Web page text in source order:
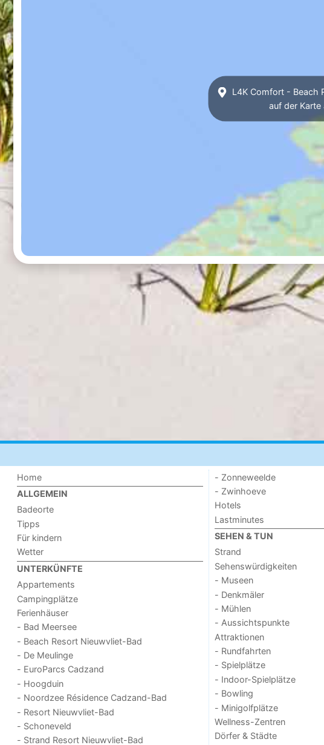
L4K Comfort - Beach
auf der Karte
Home
ALLGEMEIN
Badeorte
Tipps
Für kindern
Wetter
UNTERKÜNFTE
Appartements
Campingplätze
Ferienhäuser
- Bad Meersee
- Beach Resort Nieuwvliet-Bad
- De Meulinge
- EuroParcs Cadzand
- Hoogduin
- Noordzee Résidence Cadzand-Bad
- Resort Nieuwvliet-Bad
- Schoneveld
- Strand Resort Nieuwvliet-Bad
- Zonneweelde
- Zwinhoeve
Hotels
Lastminutes
SEHEN & TUN
Strand
Sehenswürdigkeiten
- Museen
- Denkmäler
- Mühlen
- Aussichtspunkte
Attraktionen
- Rundfahrten
- Spielplätze
- Indoor-Spielplätze
- Bowling
- Minigolfplätze
Wellness-Zentren
Dörfer & Städte